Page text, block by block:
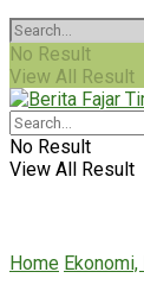
No Result
View All Result
No Result
View All Result
Home